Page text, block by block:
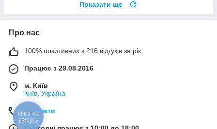
Показати ще
Про нас
100% позитивних з 216 відгуків за рік
Працює з 29.08.2016
м. Київ
Київ, Україна
Контакти
КНОПКА
ЗВ'ЯЗКУ